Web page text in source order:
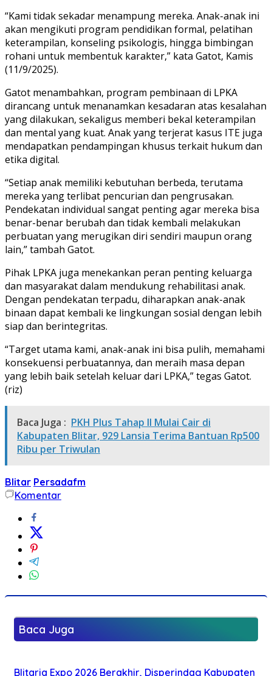
“Kami tidak sekadar menampung mereka. Anak-anak ini
akan mengikuti program pendidikan formal, pelatihan
keterampilan, konseling psikologis, hingga bimbingan
rohani untuk membentuk karakter,” kata Gatot, Kamis
(11/9/2025).
Gatot menambahkan, program pembinaan di LPKA
dirancang untuk menanamkan kesadaran atas kesalahan
yang dilakukan, sekaligus memberi bekal keterampilan
dan mental yang kuat. Anak yang terjerat kasus ITE juga
mendapatkan pendampingan khusus terkait hukum dan
etika digital.
“Setiap anak memiliki kebutuhan berbeda, terutama
mereka yang terlibat pencurian dan pengrusakan.
Pendekatan individual sangat penting agar mereka bisa
benar-benar berubah dan tidak kembali melakukan
perbuatan yang merugikan diri sendiri maupun orang
lain,” tambah Gatot.
Pihak LPKA juga menekankan peran penting keluarga
dan masyarakat dalam mendukung rehabilitasi anak.
Dengan pendekatan terpadu, diharapkan anak-anak
binaan dapat kembali ke lingkungan sosial dengan lebih
siap dan berintegritas.
“Target utama kami, anak-anak ini bisa pulih, memahami
konsekuensi perbuatannya, dan meraih masa depan
yang lebih baik setelah keluar dari LPKA,” tegas Gatot.
(riz)
Baca Juga : PKH Plus Tahap II Mulai Cair di
Kabupaten Blitar, 929 Lansia Terima Bantuan Rp500
Ribu per Triwulan
Blitar Persadafm
Komentar
Baca Juga
Blitaria Expo 2026 Berakhir, Disperindag Kabupaten